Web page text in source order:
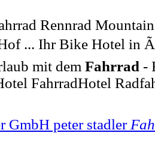
Rennrad
... Ihr Bike Hotel in
mit dem Fahrrad -
FahrradHotel
GmbH peter stadler